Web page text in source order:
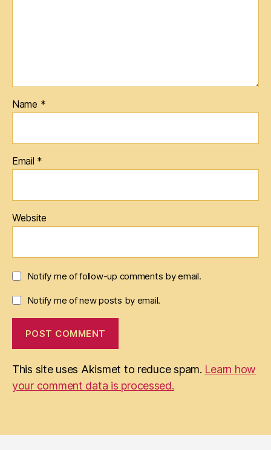
Name *
Email *
Website
Notify me of follow-up comments by email.
Notify me of new posts by email.
This site uses Akismet to reduce spam. Learn how
your comment data is processed.